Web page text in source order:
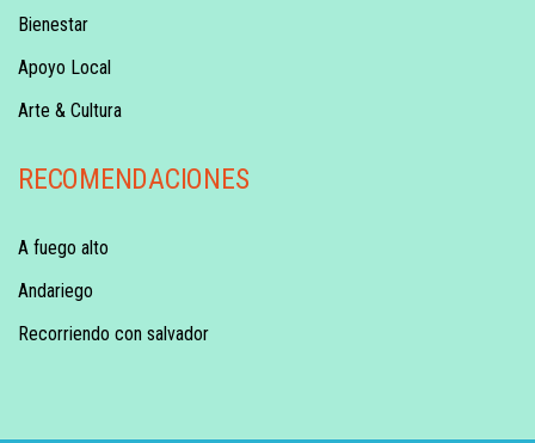
Bienestar
Apoyo Local
Arte & Cultura
RECOMENDACIONES
A fuego alto
Andariego
Recorriendo con salvador